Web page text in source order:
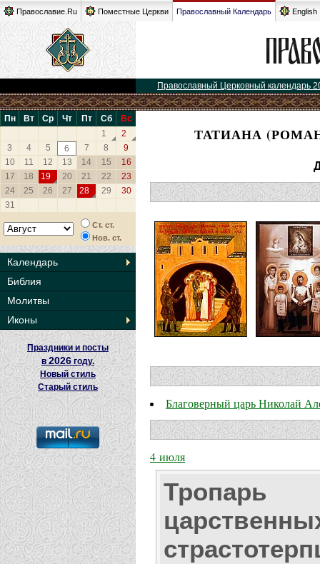
Православие.Ru Поместные Церкви Православный Календарь English
Православный Церковный календарь
Пн Вт Ср Чт Пт Сб
Вс
1
2
3
4 5 6 7 8
9
10
11 12 13 14 15
16
17
18 19 20 21 22
23
24
25 26 27 28 29
30
31
Ст. ст.
Нов. ст.
Календарь
Библия
Молитвы
Иконы
Праздники и посты
в2026 году.
Новый стиль
Старый стиль
ТАТИАНА
Благоверный царь Николай
4 июля
Тропарь